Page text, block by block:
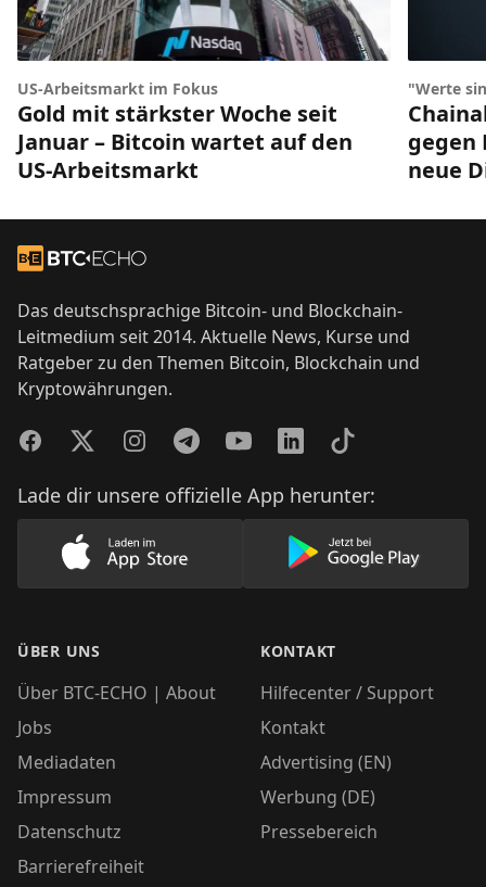
US-Arbeitsmarkt im Fokus
Gold mit stärkster Woche seit
Januar – Bitcoin wartet auf den
US-Arbeitsmarkt
"Werte
gegen
neue
Zur Startseite
Das deutschsprachige Bitcoin- und Blockchain-
Leitmedium seit 2014. Aktuelle News, Kurse und
Ratgeber zu den Themen Bitcoin, Blockchain und
Kryptowährungen.
FacebookTwitterInstagramTelegramYouTubeLinkedInTikTok
Lade dir unsere offizielle App herunter:
Lade unsere App im AppStore herunter
Lade unsere
ÜBER UNS
Über BTC-ECHO | About
Jobs
Mediadaten
Impressum
Datenschutz
Barrierefreiheit
KONTAKT
Hilfecenter / Support
Kontakt
Advertising (EN)
Werbung (DE)
Pressebereich